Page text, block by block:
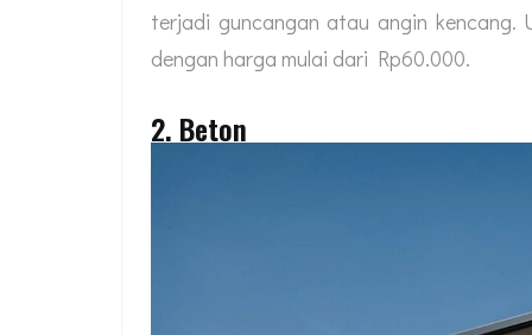
terjadi guncangan atau angin kencang.
dengan harga mulai dari Rp60.000.
2. Beton